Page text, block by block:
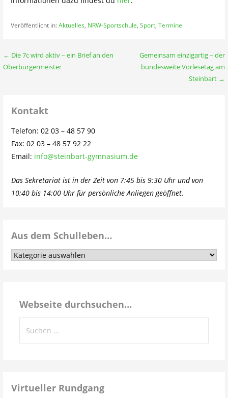
Veröffentlicht in:Aktuelles, NRW-Sportschule, Sport, Termine
Beitragsnavigation
← Die 7c wird aktiv – ein Brief an den
Oberbürgermeister
Gemeinsam einzigartig – der
bundesweite Vorlesetag am
Steinbart →
Kontakt
Telefon: 02 03 – 48 57 90
Fax: 02 03 – 48 57 92 22
Email: info@steinbart-gymnasium.de
Das Sekretariat ist in der Zeit von 7:45 bis 9:30 Uhr und von
10:40 bis 14:00 Uhr für persönliche Anliegen geöffnet.
Aus dem Schulleben…
Aus
Webseite durchsuchen…
nach:
Virtueller Rundgang